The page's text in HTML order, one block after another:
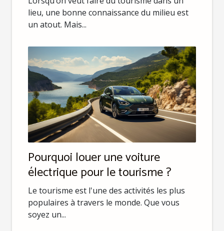
lieu, une bonne connaissance du milieu est
un atout. Mais...
Pourquoi louer une voiture
électrique pour le tourisme ?
Le tourisme est l'une des activités les plus
populaires à travers le monde. Que vous
soyez un...